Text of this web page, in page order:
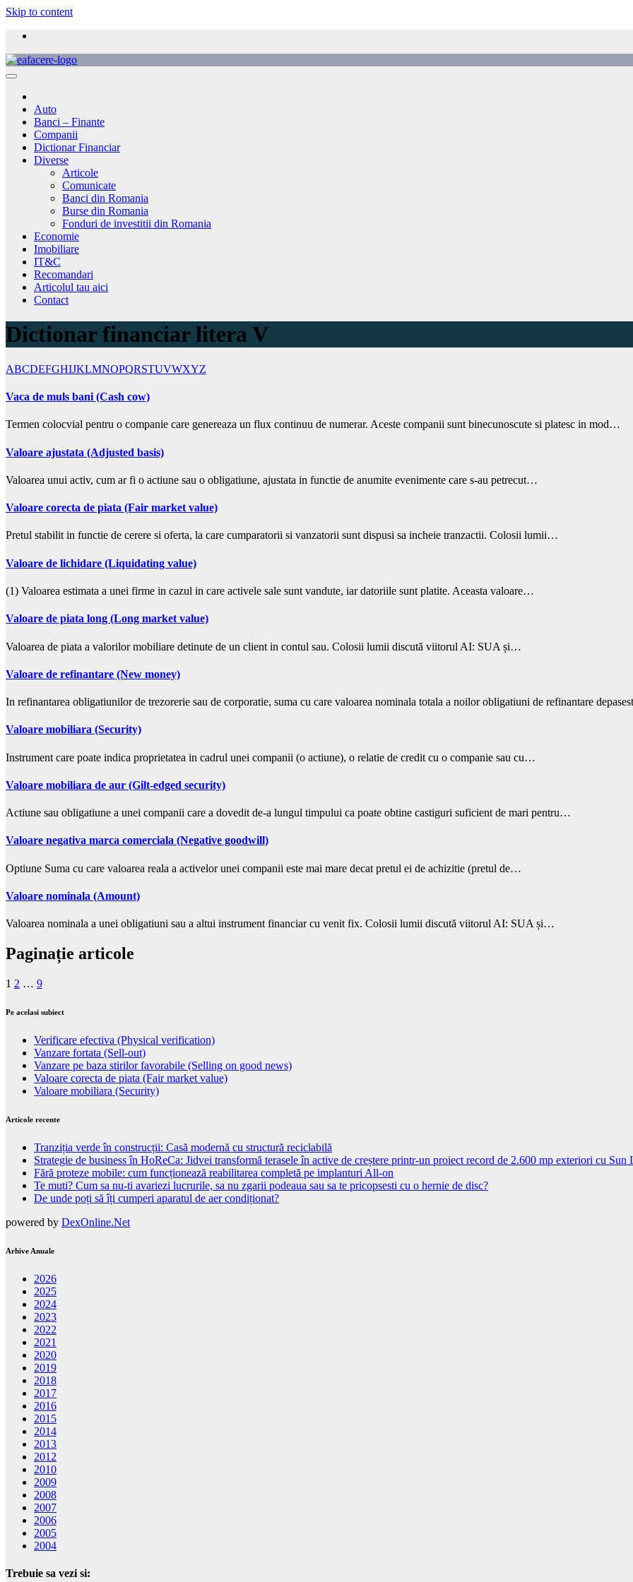
Skip to content
Auto
Banci – Finante
Companii
Dictionar Financiar
Diverse
Articole
Comunicate
Banci din Romania
Burse din Romania
Fonduri de investitii din Romania
Economie
Imobiliare
IT&C
Recomandari
Articolul tau aici
Contact
Dictionar financiar litera V
ABCDEFGHIJKLMNOPQRSTUVWXYZ
Vaca de muls bani (Cash cow)
Termen colocvial pentru o companie care genereaza un flux continuu de numerar. Aceste companii sunt binecunoscute si platesc in mod…
Valoare ajustata (Adjusted basis)
Valoarea unui activ, cum ar fi o actiune sau o obligatiune, ajustata in functie de anumite evenimente care s-au petrecut…
Valoare corecta de piata (Fair market value)
Pretul stabilit in functie de cerere si oferta, la care cumparatorii si vanzatorii sunt dispusi sa incheie tranzactii. Colosii lumii…
Valoare de lichidare (Liquidating value)
(1) Valoarea estimata a unei firme in cazul in care activele sale sunt vandute, iar datoriile sunt platite. Aceasta valoare…
Valoare de piata long (Long market value)
Valoarea de piata a valorilor mobiliare detinute de un client in contul sau. Colosii lumii discută viitorul AI: SUA și…
Valoare de refinantare (New money)
In refinantarea obligatiunilor de trezorerie sau de corporatie, suma cu care valoarea nominala totala a noilor obligatiuni de refinantare
Valoare mobiliara (Security)
Instrument care poate indica proprietatea in cadrul unei companii (o actiune), o relatie de credit cu o companie sau cu…
Valoare mobiliara de aur (Gilt-edged security)
Actiune sau obligatiune a unei companii care a dovedit de-a lungul timpului ca poate obtine castiguri suficient de mari pentru…
Valoare negativa marca comerciala (Negative goodwill)
Optiune Suma cu care valoarea reala a activelor unei companii este mai mare decat pretul ei de achizitie (pretul de…
Valoare nominala (Amount)
Valoarea nominala a unei obligatiuni sau a altui instrument financiar cu venit fix. Colosii lumii discută viitorul AI: SUA și…
Paginație articole
1 2 … 9
Pe acelasi subiect
Verificare efectiva (Physical verification)
Vanzare fortata (Sell-out)
Vanzare pe baza stirilor favorabile (Selling on good news)
Valoare corecta de piata (Fair market value)
Valoare mobiliara (Security)
Articole recente
Tranziția verde în construcții: Casă modernă cu structură reciclabilă
Strategie de business în HoReCa: Jidvei transformă terasele în active de creștere printr-un proiect record de 2.600 mp exteriori cu Sun
Fără proteze mobile: cum funcționează reabilitarea completă pe implanturi All-on
Te muti? Cum sa nu-ti avariezi lucrurile, sa nu zgarii podeaua sau sa te pricopsesti cu o hernie de disc?
De unde poți să îți cumperi aparatul de aer condiționat?
powered by DexOnline.Net
Arhive Anuale
2026
2025
2024
2023
2022
2021
2020
2019
2018
2017
2016
2015
2014
2013
2012
2010
2009
2008
2007
2006
2005
2004
Trebuie sa vezi si: